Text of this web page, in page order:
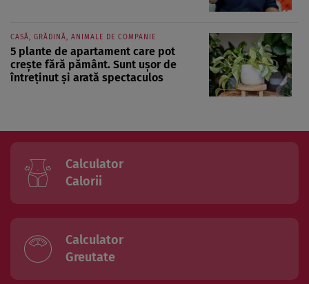
CASĂ, GRĂDINĂ, ANIMALE DE COMPANIE
5 plante de apartament care pot
crește fără pământ. Sunt ușor de
întreținut și arată spectaculos
Calculator
Calorii
Calculator
Greutate